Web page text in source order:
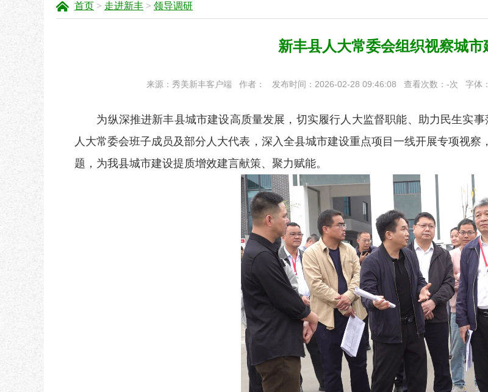
首页 > 走进新丰 > 领导调研
新丰县人大常委会组织视察城市
来源：秀美新丰客户端 作者： 发布时间：2026-02-28 09:46:08 查看次数： -次 字体：
为纵深推进新丰县城市建设高质量发展，切实履行人大监督职能、助力民生实事
人大常委会班子成员及部分人大代表，深入全县城市建设重点项目一线开展专项视察
题，为我县城市建设提质增效建言献策、聚力赋能。